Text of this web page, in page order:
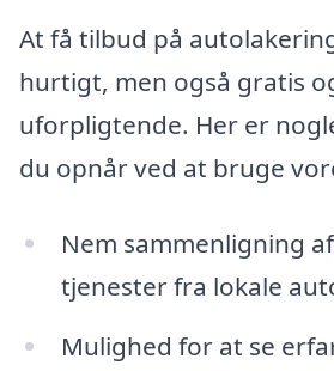
At få tilbud på
hurtigt, men også gratis
uforpligtende. Her er
du opnår ved at bruge
Nem sammenligning
tjenester fra lokale
Mulighed for at se